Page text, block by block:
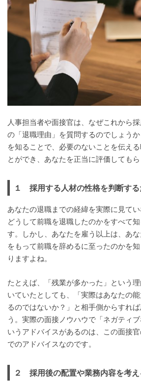
人事担当者や面接官は、なぜこれから
の「退職理由」を質問するのでしょう
を知ることで、必要のないことを伝え
とができ、あなたを正当に評価してもら
１ 採用する人材の性格を判断する
あなたの退職までの経緯を実際に見て
どうして前職を退職したのかをすべて
す。しかし、あなたを雇う以上は、あ
をもって前職を辞めるに至ったのかを
りますよね。
たとえば、「残業が多かった」という
いていたとしても、「実際はあなたの
るのではないか？」と相手側からすれ
う。実際の面接ノウハウで「ネガティ
いうアドバイスがあるのは、この面接
でのアドバイスなのです。
２ 採用後の配置や業務内容を考え